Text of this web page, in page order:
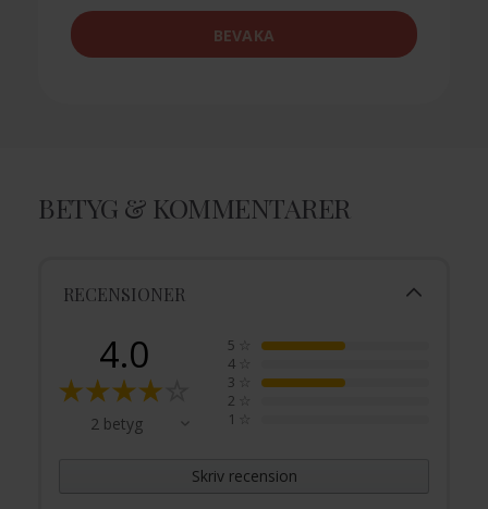
BEVAKA
BETYG & KOMMENTARER
RECENSIONER
4.0
2 betyg
5
4
3
2
1
Skriv recension